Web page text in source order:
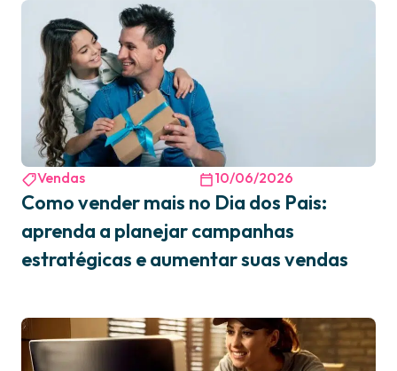
Vendas 10/06/2026
Como vender mais no Dia dos Pais:
aprenda a planejar campanhas
estratégicas e aumentar suas vendas